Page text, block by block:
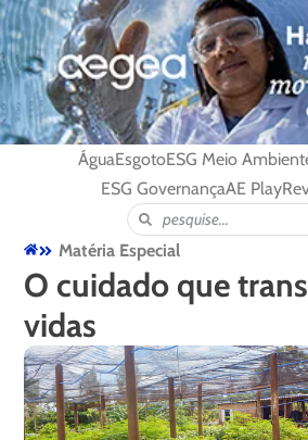
ÁguaEsgotoESG Meio
ESG GovernançaAE Play
Matéria Especial
O cuidado que
vidas